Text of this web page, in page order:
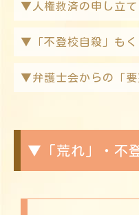
▼人権救済の申し立て
▼「不登校自殺」もく
▼弁護士会からの「要
▼「荒れ」・不